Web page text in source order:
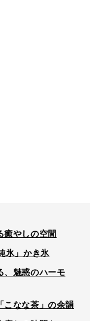
癒やしの空間
氷」かき氷
、魅惑のハーモ
こなな茶」の余韻